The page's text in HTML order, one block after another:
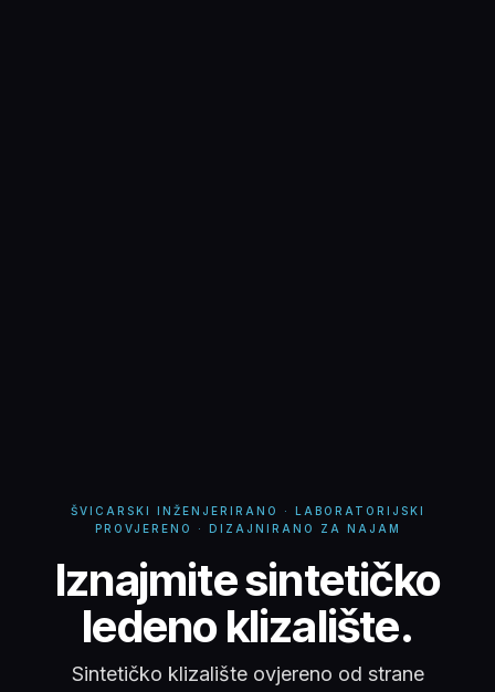
ŠVICARSKI INŽENJERIRANO · LABORATORIJSKI
PROVJERENO · DIZAJNIRANO ZA NAJAM
Iznajmite sintetičko
Iznajmite sintetičko
ledeno klizalište.
Sintetičko klizalište ovjereno od strane